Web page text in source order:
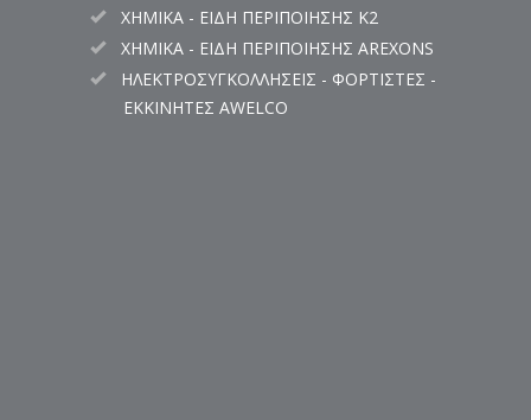
ΧΗΜΙΚΑ - ΕΙΔΗ ΠΕΡΙΠΟΙΗΣΗΣ K2
ΧΗΜΙΚΑ - ΕΙΔΗ ΠΕΡΙΠΟΙΗΣΗΣ AREXONS
ΗΛΕΚΤΡΟΣΥΓΚΟΛΛΗΣΕΙΣ - ΦΟΡΤΙΣΤΕΣ -
ΕΚΚΙΝΗΤΕΣ AWELCO